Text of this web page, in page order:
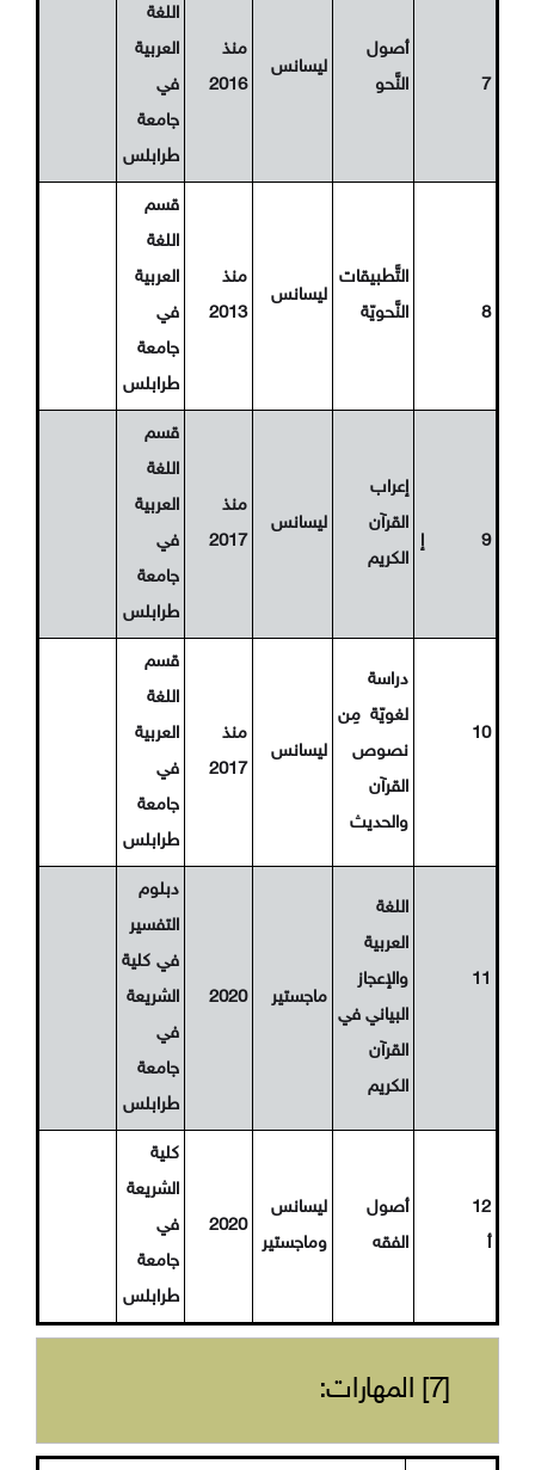
7
أصول
النَّحو
ليسانس
منذ
2016
اللغة
العربية
في
جامعة
طرابلس
8
التَّطبيقات
النَّحويّة
ليسانس
منذ
2013
قسم
اللغة
العربية
في
جامعة
طرابلس
9 إ
إعراب
القرآن
الكريم
ليسانس
منذ
2017
قسم
اللغة
العربية
في
جامعة
طرابلس
10
دراسة
لغويّة مِن
نصوص
القرآن
والحديث
ليسانس
منذ
2017
قسم
اللغة
العربية
في
جامعة
طرابلس
11
اللغة
العربية
والإعجاز
البياني في
القرآن
الكريم
ماجستير 2020
دبلوم
التفسير
في كلية
الشريعة
في
جامعة
طرابلس
12
أ
أصول
الفقه
ليسانس
وماجستير
2020
كلية
الشريعة
في
جامعة
طرابلس
[7] المهارات: